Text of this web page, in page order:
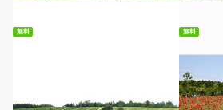
無料 無料